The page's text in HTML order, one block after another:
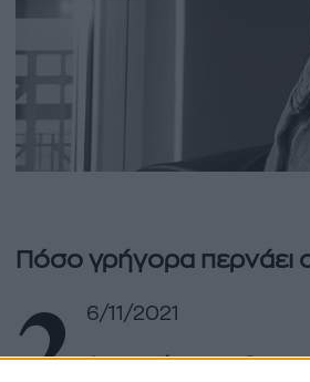
Πόσο γρήγορα περνάει
2 6/11/2021
Αγαπημένο μου